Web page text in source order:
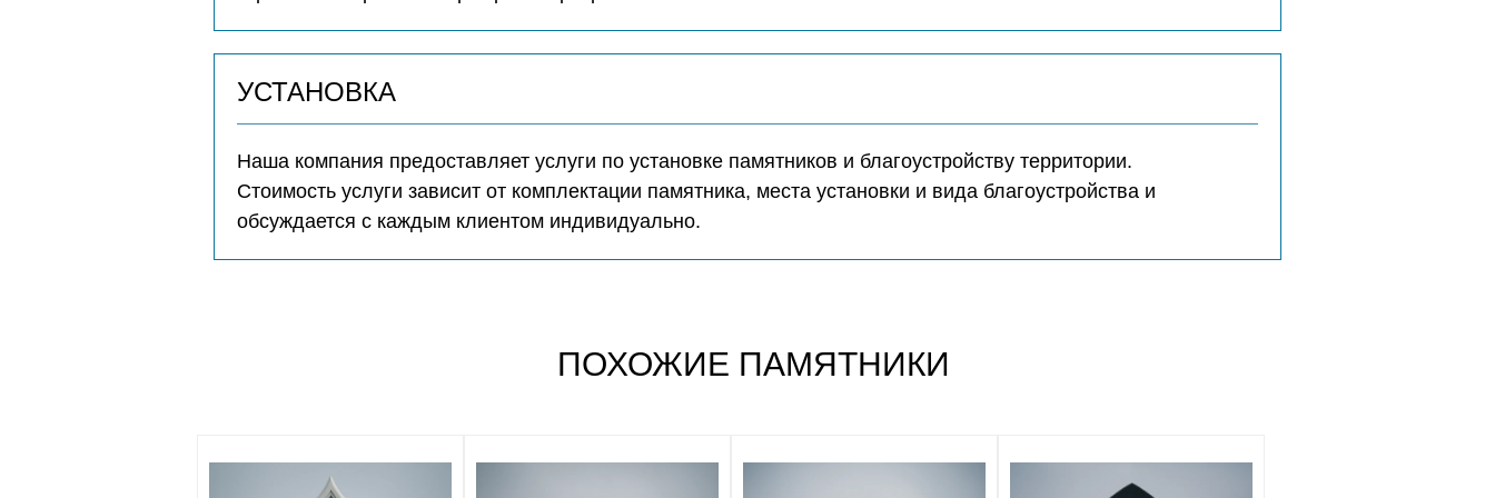
УСТАНОВКА
Наша компания предоставляет услуги по установке памятников и благоустройству территории.
Стоимость услуги зависит от комплектации памятника, места установки и вида благоустройства и
обсуждается с каждым клиентом индивидуально.
ПОХОЖИЕ ПАМЯТНИКИ